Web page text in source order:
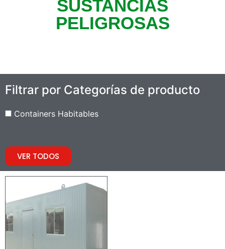
SUSTANCIAS
PELIGROSAS
Filtrar por Categorías de producto
Containers Habitables
VER TODOS